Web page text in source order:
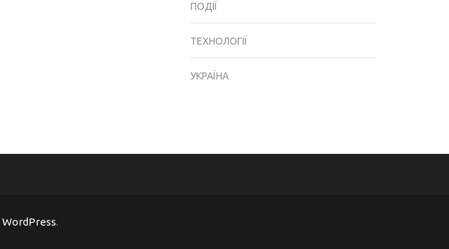
ПОДІЇ
ТЕХНОЛОГІЇ
УКРАЇНА
WordPress.